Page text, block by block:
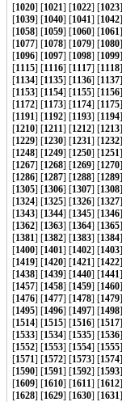
[1020] [1021] [1022] [1023
[1039] [1040] [1041] [1042
[1058] [1059] [1060] [1061
[1077] [1078] [1079] [1080
[1096] [1097] [1098] [1099
[1115] [1116] [1117] [1118
[1134] [1135] [1136] [1137
[1153] [1154] [1155] [1156
[1172] [1173] [1174] [1175
[1191] [1192] [1193] [1194
[1210] [1211] [1212] [1213
[1229] [1230] [1231] [1232
[1248] [1249] [1250] [1251
[1267] [1268] [1269] [1270
[1286] [1287] [1288] [1289
[1305] [1306] [1307] [1308
[1324] [1325] [1326] [1327
[1343] [1344] [1345] [1346
[1362] [1363] [1364] [1365
[1381] [1382] [1383] [1384
[1400] [1401] [1402] [1403
[1419] [1420] [1421] [1422
[1438] [1439] [1440] [1441
[1457] [1458] [1459] [1460
[1476] [1477] [1478] [1479
[1495] [1496] [1497] [1498
[1514] [1515] [1516] [1517
[1533] [1534] [1535] [1536
[1552] [1553] [1554] [1555
[1571] [1572] [1573] [1574
[1590] [1591] [1592] [1593
[1609] [1610] [1611] [1612
[1628] [1629] [1630] [1631